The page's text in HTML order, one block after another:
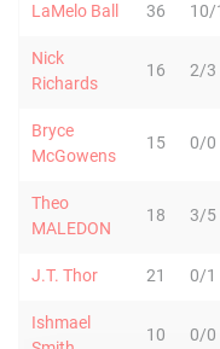
LaMelo Ball 36 10/
Nick
Richards
16 2/3
Bryce
McGowens
15 0/0
Theo
MALEDON
18 3/5
J.T. Thor 21 0/1
Ishmael
10 0/0